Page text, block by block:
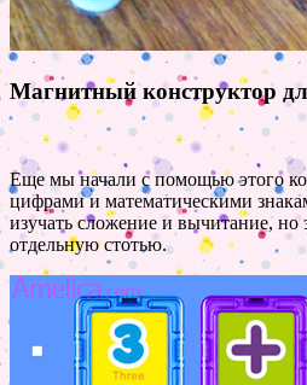
Магнитный конструктор
Еще мы начали с помощью этого
цифрами и математическими
изучать сложение и вычитание, но
отдельную стотью.